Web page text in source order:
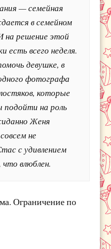
— семейная
в семейном
на решение этой
есть всего неделя.
девушке, в
фотографа
которые
подойти на роль
Женя
не
с удивлением
влюблен.
Ограничение по